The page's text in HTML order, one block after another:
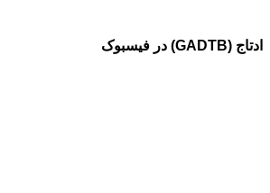
ادتاج (GADTB) در فیسبوک